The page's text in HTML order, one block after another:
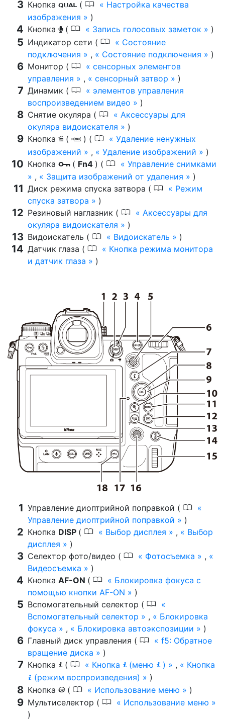
Кнопка T ( 0
Настройка качества
изображения
)
Кнопка b ( 0 Запись голосовых заметок
)
Индикатор сети ( 0
Состояние
подключения
, Состояние подключения
)
Монитор ( 0
сенсорных элементов
управления
, сенсорный затвор
)
Динамик ( 0
элементов управления
воспроизведением видео
)
Снятие окуляра ( 0
Аксессуары для
окуляра видоискателя
)
Кнопка O ( Q ) ( 0
Удаление ненужных
изображений
, Удаление изображений
)
Кнопка g ( Fn4 ) ( 0
Управление снимками
,
Защита изображений от удаления
)
Диск режима спуска затвора ( 0
Режим
спуска затвора
)
Резиновый наглазник ( 0
Аксессуары для
окуляра видоискателя
)
Видоискатель ( 0 Видоискатель
)
Датчик глаза ( 0
Кнопка режима монитора
и датчик глаза
)
Управление диоптрийной поправкой ( 0
Управление диоптрийной поправкой
)
Кнопка DISP ( 0 Выбор дисплея ,
Выбор
дисплея
)
Селектор фото/видео ( 0 Фотосъемка
,
Видеосъемка
)
Кнопка AF-ON ( 0
Блокировка фокуса с
помощью кнопки AF-ON
)
Вспомогательный селектор ( 0
Вспомогательный селектор ,
Блокировка
фокуса
, Блокировка автоэкспозиции
)
Главный диск управления ( 0
f5: Обратное
вращение диска
)
Кнопка i ( 0 Кнопка i (меню i ) , Кнопка
i (режим воспроизведения)
)
Кнопка J ( 0 Использование меню
)
Мультиселектор ( 0
Использование меню
)